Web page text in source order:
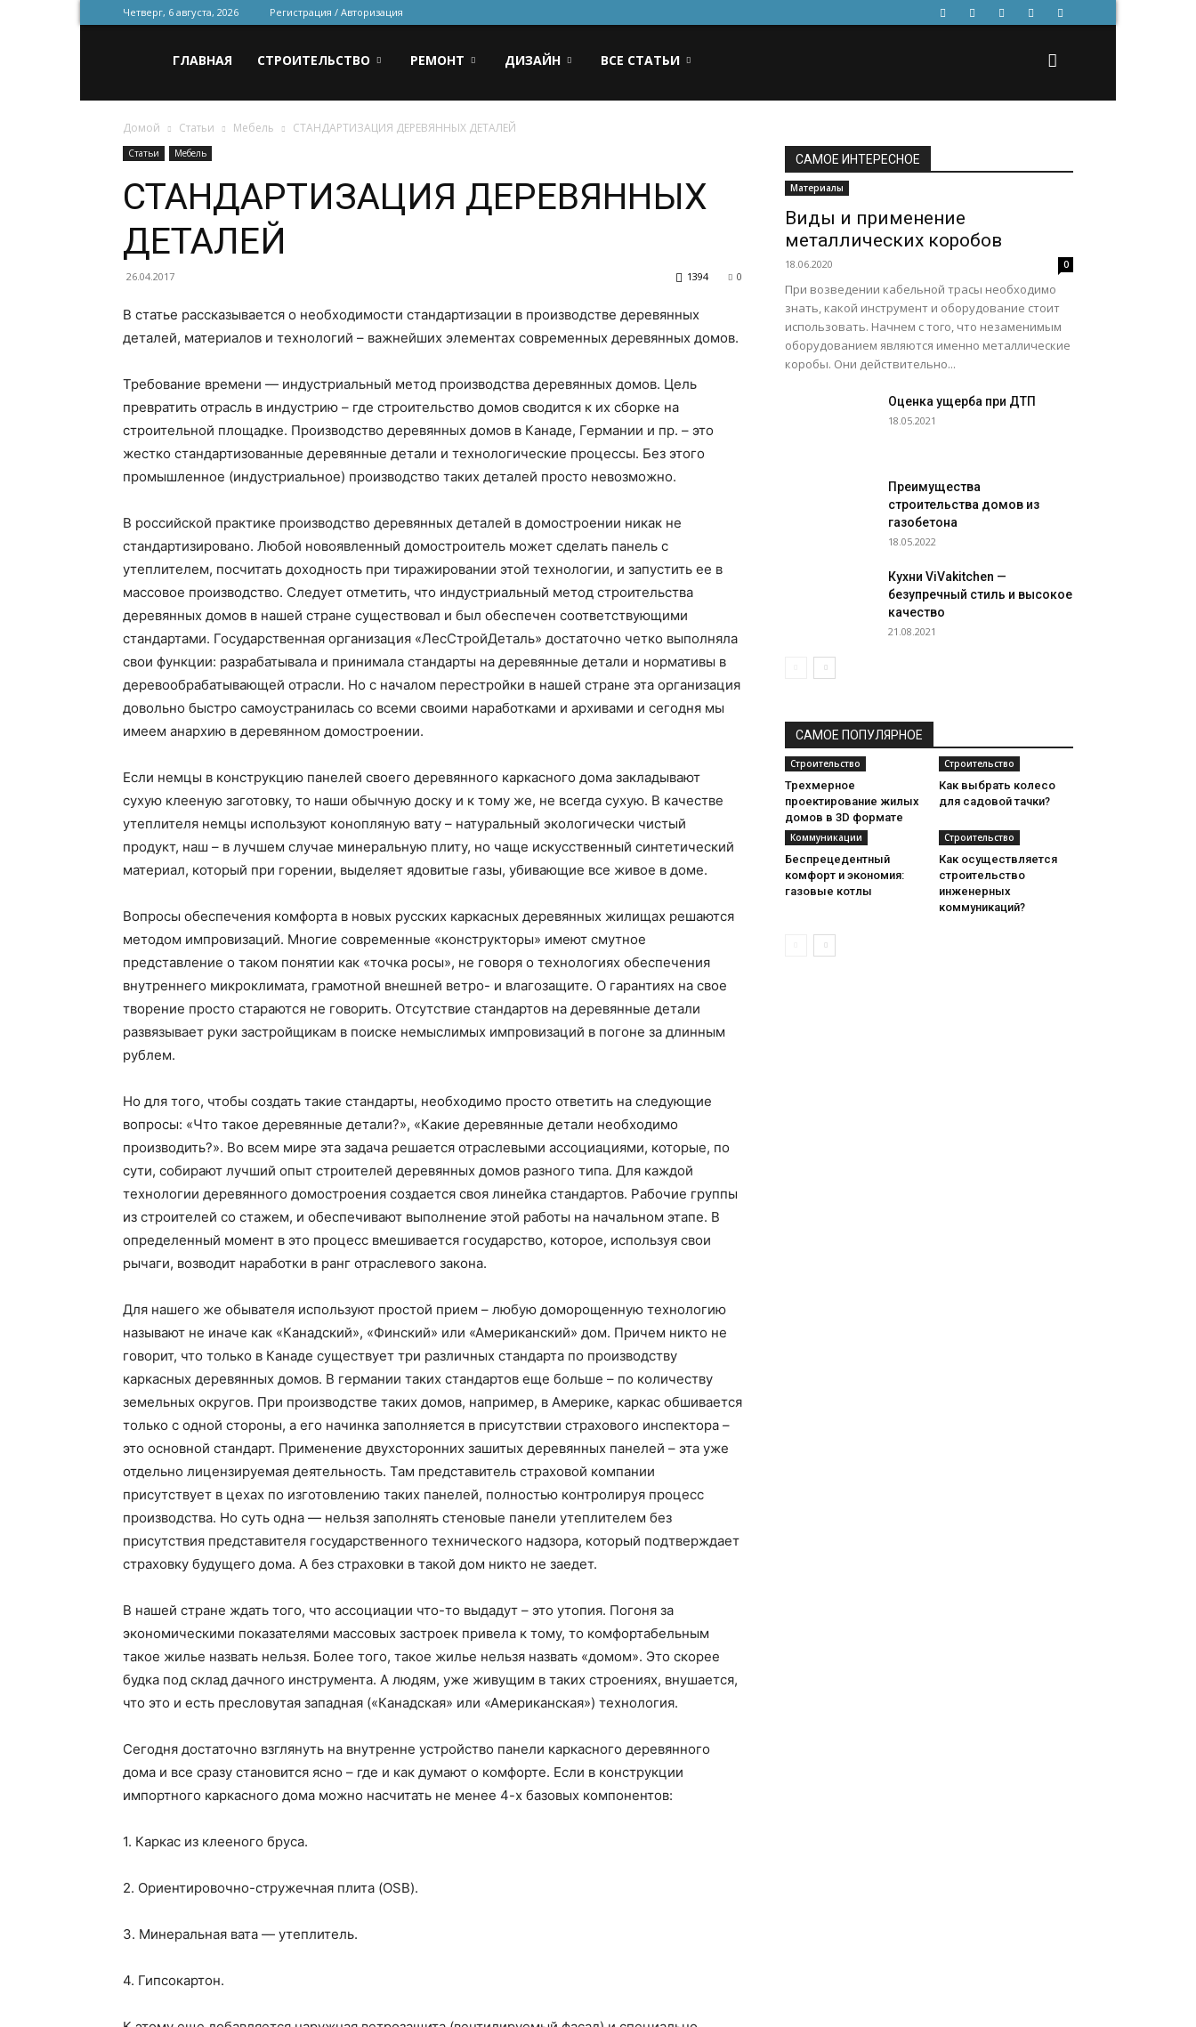
Четверг, 6 августа, 2026 Регистрация / Авторизация
для
строительства
и
ремонта
ГЛАВНАЯ СТРОИТЕЛЬСТВО РЕМОНТ ДИЗАЙН ВСЕ СТАТЬИ
Домой Статьи Мебель СТАНДАРТИЗАЦИЯ ДЕРЕВЯННЫХ ДЕТАЛЕЙ
Статьи Мебель
СТАНДАРТИЗАЦИЯ ДЕРЕВЯННЫХ
ДЕТАЛЕЙ
26.04.2017 0
1394
В статье рассказывается о необходимости стандартизации в производстве деревянных
деталей, материалов и технологий – важнейших элементах современных деревянных домов.
Требование времени — индустриальный метод производства деревянных домов. Цель
превратить отрасль в индустрию – где строительство домов сводится к их сборке на
строительной площадке. Производство деревянных домов в Канаде, Германии и пр. – это
жестко стандартизованные деревянные детали и технологические процессы. Без этого
промышленное (индустриальное) производство таких деталей просто невозможно.
В российской практике производство деревянных деталей в домостроении никак не
стандартизировано. Любой новоявленный домостроитель может сделать панель с
утеплителем, посчитать доходность при тиражировании этой технологии, и запустить ее в
массовое производство. Следует отметить, что индустриальный метод строительства
деревянных домов в нашей стране существовал и был обеспечен соответствующими
стандартами. Государственная организация «ЛесСтройДеталь» достаточно четко выполняла
свои функции: разрабатывала и принимала стандарты на деревянные детали и нормативы в
деревообрабатывающей отрасли. Но с началом перестройки в нашей стране эта организация
довольно быстро самоустранилась со всеми своими наработками и архивами и сегодня мы
имеем анархию в деревянном домостроении.
Если немцы в конструкцию панелей своего деревянного каркасного дома закладывают
сухую клееную заготовку, то наши обычную доску и к тому же, не всегда сухую. В качестве
утеплителя немцы используют конопляную вату – натуральный экологически чистый
продукт, наш – в лучшем случае минеральную плиту, но чаще искусственный синтетический
материал, который при горении, выделяет ядовитые газы, убивающие все живое в доме.
Вопросы обеспечения комфорта в новых русских каркасных деревянных жилищах решаются
методом импровизаций. Многие современные «конструкторы» имеют смутное
представление о таком понятии как «точка росы», не говоря о технологиях обеспечения
внутреннего микроклимата, грамотной внешней ветро- и влагозащите. О гарантиях на свое
творение просто стараются не говорить. Отсутствие стандартов на деревянные детали
развязывает руки застройщикам в поиске немыслимых импровизаций в погоне за длинным
рублем.
Но для того, чтобы создать такие стандарты, необходимо просто ответить на следующие
вопросы: «Что такое деревянные детали?», «Какие деревянные детали необходимо
производить?». Во всем мире эта задача решается отраслевыми ассоциациями, которые, по
сути, собирают лучший опыт строителей деревянных домов разного типа. Для каждой
технологии деревянного домостроения создается своя линейка стандартов. Рабочие группы
из строителей со стажем, и обеспечивают выполнение этой работы на начальном этапе. В
определенный момент в это процесс вмешивается государство, которое, используя свои
рычаги, возводит наработки в ранг отраслевого закона.
Для нашего же обывателя используют простой прием – любую доморощенную технологию
называют не иначе как «Канадский», «Финский» или «Американский» дом. Причем никто не
говорит, что только в Канаде существует три различных стандарта по производству
каркасных деревянных домов. В германии таких стандартов еще больше – по количеству
земельных округов. При производстве таких домов, например, в Америке, каркас обшивается
только с одной стороны, а его начинка заполняется в присутствии страхового инспектора –
это основной стандарт. Применение двухсторонних зашитых деревянных панелей – эта уже
отдельно лицензируемая деятельность. Там представитель страховой компании
присутствует в цехах по изготовлению таких панелей, полностью контролируя процесс
производства. Но суть одна — нельзя заполнять стеновые панели утеплителем без
присутствия представителя государственного технического надзора, который подтверждает
страховку будущего дома. А без страховки в такой дом никто не заедет.
В нашей стране ждать того, что ассоциации что-то выдадут – это утопия. Погоня за
экономическими показателями массовых застроек привела к тому, то комфортабельным
такое жилье назвать нельзя. Более того, такое жилье нельзя назвать «домом». Это скорее
будка под склад дачного инструмента. А людям, уже живущим в таких строениях, внушается,
что это и есть пресловутая западная («Канадская» или «Американская») технология.
Сегодня достаточно взглянуть на внутренне устройство панели каркасного деревянного
дома и все сразу становится ясно – где и как думают о комфорте. Если в конструкции
импортного каркасного дома можно насчитать не менее 4-х базовых компонентов:
1. Каркас из клееного бруса.
2. Ориентировочно-стружечная плита (OSB).
3. Минеральная вата — утеплитель.
4. Гипсокартон.
САМОЕ ИНТЕРЕСНОЕ
Материалы
Виды и применение
металлических коробов
18.06.2020 0
При возведении кабельной трасы необходимо
знать, какой инструмент и оборудование стоит
использовать. Начнем с того, что незаменимым
оборудованием являются именно металлические
коробы. Они действительно...
Оценка ущерба при ДТП
18.05.2021
Преимущества
строительства домов из
газобетона
18.05.2022
Кухни ViVakitchen —
безупречный стиль и высокое
качество
21.08.2021
САМОЕ ПОПУЛЯРНОЕ
Строительство
Трехмерное
проектирование жилых
домов в 3D формате
Строительство
Как выбрать колесо
для садовой тачки?
Коммуникации
Беспрецедентный
комфорт и экономия:
газовые котлы
Строительство
Как осуществляется
строительство
инженерных
коммуникаций?